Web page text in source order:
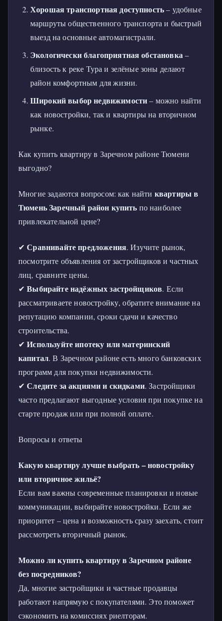
Хорошая транспортная доступность– удобные
маршруты общественного транспорта и быстрый
выезд на основные автомагистрали.
Экологически благоприятная обстановка–
близость к реке Тура и зелёные зоны делают
район комфортным для жизни.
Широкий выбор недвижимости– можно найти
как новостройки, так и квартиры на вторичном
рынке.
Как купить квартиру в Заречном районе Тюмени
выгодно?
Многие задаются вопросом: как найти квартиры в
Тюмень Заречный район купить по наиболее
привлекательной цене?
✔Сравнивайте предложения. Изучите рынок,
посмотрите объявления от застройщиков и частных
лиц, сравните цены.
✔Выбирайте надёжных застройщиков. Если
рассматриваете новостройку, обратите внимание на
репутацию компании, сроки сдачи и качество
строительства.
✔Используйте ипотеку или материнский
капитал. В Заречном районе есть много банковских
программ для покупки недвижимости.
✔Следите за акциями и скидками. Застройщики
часто предлагают выгодные условия при покупке на
старте продаж или при полной оплате.
Вопросы и ответы
Какую квартиру лучше выбрать – новостройку
или вторичное жильё?
Если вам важны современные планировки и новые
коммуникации, выбирайте новостройки. Если же
приоритет – цена и возможность сразу заехать, стоит
рассмотреть вторичный рынок.
Можно ли купить квартиру в Заречном районе
без посредников?
Да, многие застройщики и частные продавцы
работают напрямую с покупателями. Это поможет
сэкономить на комиссиях риелторам.